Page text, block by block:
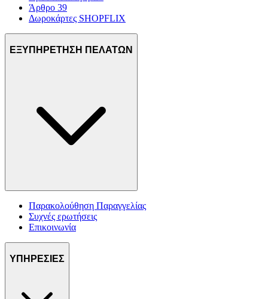
Άρθρο 39
Δωροκάρτες SHOPFLIX
ΕΞΥΠΗΡΕΤΗΣΗ ΠΕΛΑΤΩΝ
Παρακολούθηση Παραγγελίας
Συχνές ερωτήσεις
Επικοινωνία
ΥΠΗΡΕΣΙΕΣ